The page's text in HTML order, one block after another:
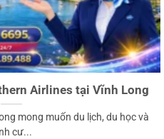
Airlines tại Vĩnh Long
mong muốn du lịch, du học và
cư...